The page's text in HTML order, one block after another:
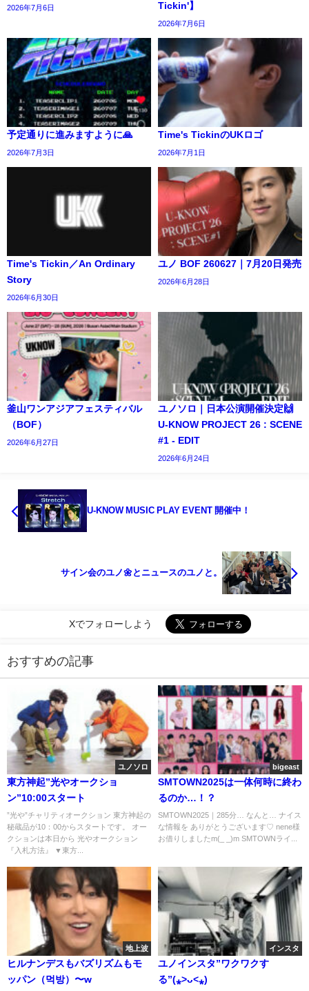
2026年7月6日 Tickin'】
2026年7月6日
予定通りに進みますように🙏
2026年7月3日
Time's TickinのUKロゴ
2026年7月1日
Time's Tickin／An Ordinary
Story
2026年6月30日
ユノ BOF 260627｜7月20日発売
2026年6月28日
釜山ワンアジアフェスティバル
（BOF）
2026年6月27日
ユノソロ｜日本公演開催決定🙌
U-KNOW PROJECT 26 : SCENE
#1 - EDIT
2026年6月24日
U-KNOW MUSIC PLAY EVENT 開催中！
サイン会のユノ🌼とニュースのユノと。
Xでフォローしよう
おすすめの記事
ユノソロ
東方神起”光やオークショ
ン”10:00スタート
”光や”チャリティオークション 東方神起の
秘蔵品が10：00からスタートです。 オー
クションは本日から 光やオークション
『入札方法』 ▼東方...
bigeast
SMTOWN2025は一体何時に終わ
るのか…！？
SMTOWN2025｜285分… なんと… ナイス
な情報を ありがとうございます♡ nene様
お借りしましたm(_ _)m SMTOWNライ...
地上波
ヒルナンデスもバズリズムもモ
ッパン（먹방）〜w
インスタ
ユノインスタ”ワクワクす
る”(⁎˃ᴗ˂⁎)